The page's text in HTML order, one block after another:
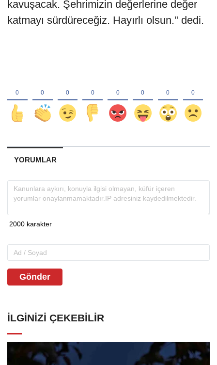
kavuşacak. Şehrimizin değerlerine değer
katmayı sürdüreceğiz. Hayırlı olsun." dedi.
YORUMLAR
Gönder
İLGINIZI ÇEKEBILIR